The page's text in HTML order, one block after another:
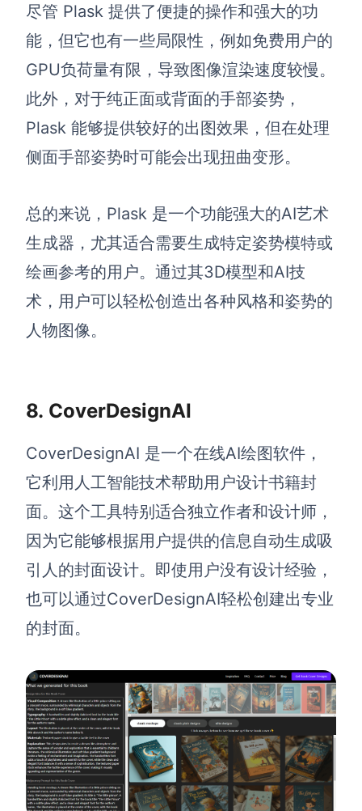
尽管 Plask 提供了便捷的操作和强大的功
能，但它也有一些局限性，例如免费用户的
GPU负荷量有限，导致图像渲染速度较慢。
此外，对于纯正面或背面的手部姿势，
Plask 能够提供较好的出图效果，但在处理
侧面手部姿势时可能会出现扭曲变形。
总的来说， Plask 是一个功能强大的AI艺术
生成器，尤其适合需要生成特定姿势模特或
绘画参考的用户。通过其3D模型和AI技
术，用户可以轻松创造出各种风格和姿势的
人物图像。
8. CoverDesignAI
CoverDesignAI 是一个在线AI绘图软件，
它利用人工智能技术帮助用户设计书籍封
面。这个工具特别适合独立作者和设计师，
因为它能够根据用户提供的信息自动生成吸
引人的封面设计。即使用户没有设计经验，
也可以通过CoverDesignAI轻松创建出专业
的封面。